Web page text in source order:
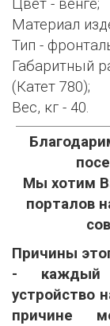
Цвет - венге;
Материал
Тип -
Габаритный
(Катет 780);
Вес, кг - 40.
Мы хотим
порталов
Причины
- каждый
устройство
причине